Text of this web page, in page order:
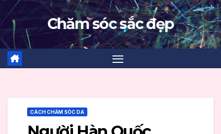
Skip
to
content
Chăm sóc sắc đẹp
CÁCH CHĂM SÓC DA